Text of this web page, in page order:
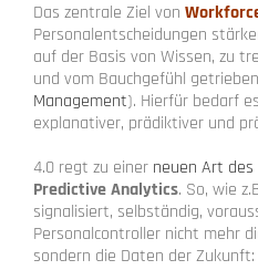
Das zentrale Ziel von
Personalentscheidungen
auf der Basis von Wissen, zu
und vom Bauchgefühl
Management). Hierfür bedarf
explanativer, prädiktiver und
4.0 regt zu einer neuen Art
Predictive Analytics. So, wie
signalisiert, selbständig,
Personalcontroller nicht mehr
sondern die Daten der Zukunft: